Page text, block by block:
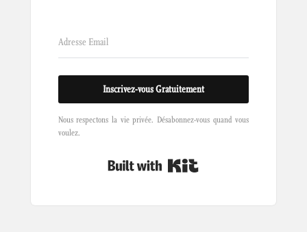
Inscrivez-vous Gratuitement
Nous respectons la vie privée. Désabonnez-vous quand vous
voulez.